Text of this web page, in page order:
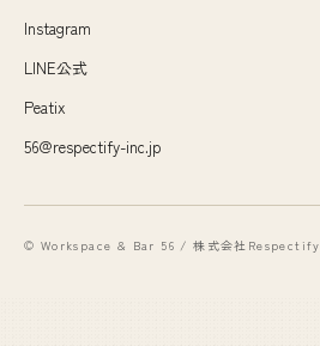
Instagram
LINE公式
Peatix
56@respectify-inc.jp
© Workspace & Bar 56 / 株式会社Respectify